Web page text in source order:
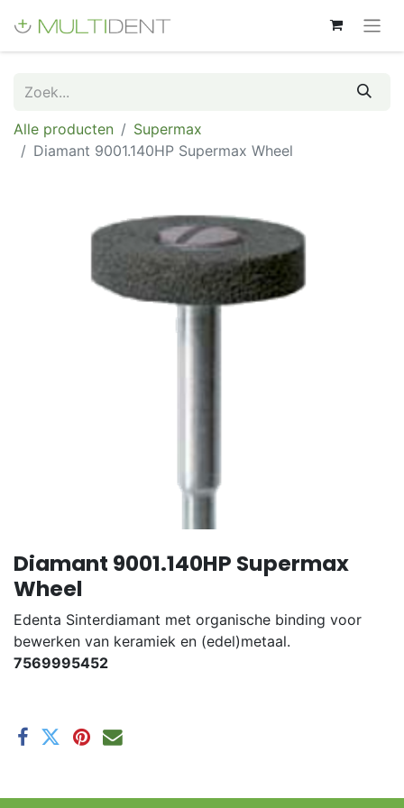
Alle producten
Supermax
Diamant 9001.140HP Supermax Wheel
Diamant 9001.140HP Supermax
Wheel
Edenta Sinterdiamant met organische binding voor
bewerken van keramiek en (edel)metaal.
7569995452